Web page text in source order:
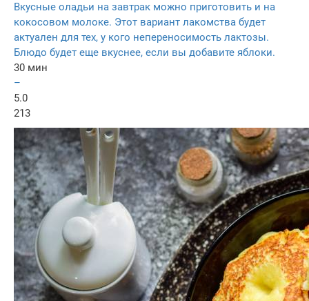
Вкусные оладьи на завтрак можно приготовить и на
кокосовом молоке. Этот вариант лакомства будет
актуален для тех, у кого непереносимость лактозы.
Блюдо будет еще вкуснее, если вы добавите яблоки.
30 мин
–
5.0
213